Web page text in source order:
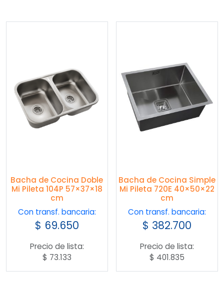
Bacha de Cocina Doble
Mi Pileta 104P 57×37×18
cm
Con transf. bancaria:
$ 69.650
Precio de lista:
$ 73.133
Bacha de Cocina Simple
Mi Pileta 720E 40×50×22
cm
Con transf. bancaria:
$ 382.700
Precio de lista:
$ 401.835